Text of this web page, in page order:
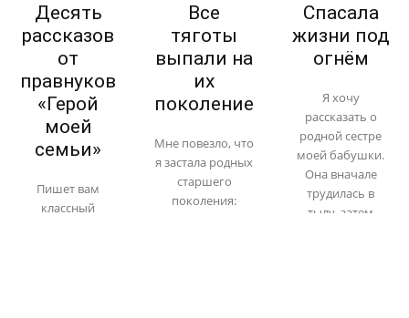
Десять
рассказов
от
правнуков
«Герой
моей
семьи»
Пишет вам
классный
Все
тяготы
выпали на
их
поколение
Мне повезло, что
я застала родных
старшего
поколения:
Спасала
жизни под
огнём
Я хочу
рассказать о
родной сестре
моей бабушки.
Она вначале
трудилась в
тылу, затем